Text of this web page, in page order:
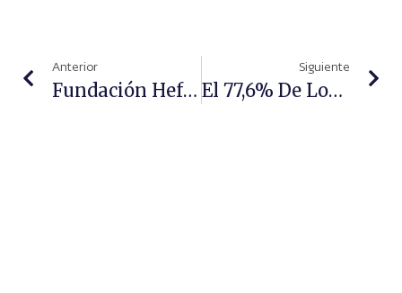
Anterior
Fundación Hefame Impulsa La Recuperación De Zonas Naturales Afectadas Por Los Incendios De 2025
Siguiente
El 77,6% De Los Españoles Considera El Autocuidado “muy Importante” Para Mantener Una Buena Salud